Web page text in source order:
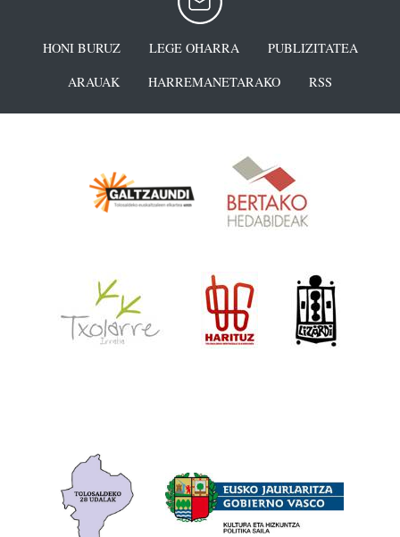
HONI BURUZ LEGE OHARRA
PUBLIZITATEA
ARAUAK
HARREMANETARAKO RSS